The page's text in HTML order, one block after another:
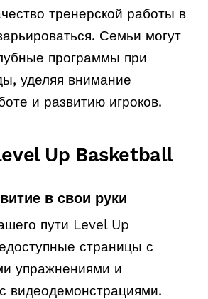
тренерской работы в
Семьи могут
программы при
уделяя внимание
и развитию игроков.
Up Basketball
в свои руки
пути Level Up
страницы с
упражнениями и
видеодемонстрациями.